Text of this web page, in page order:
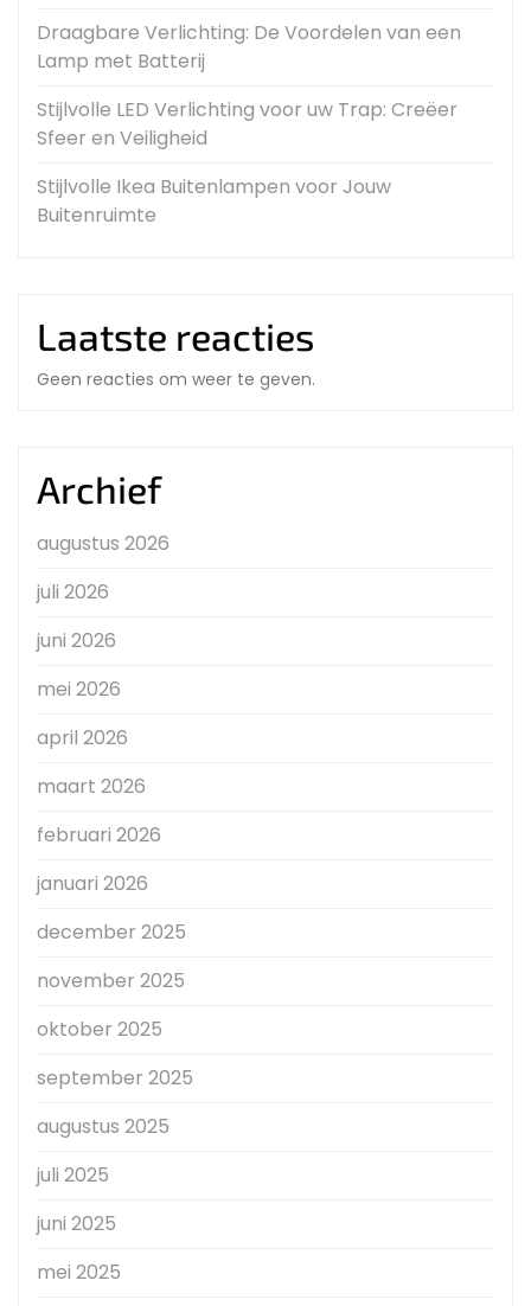
Draagbare Verlichting: De Voordelen van een
Lamp met Batterij
Stijlvolle LED Verlichting voor uw Trap: Creëer
Sfeer en Veiligheid
Stijlvolle Ikea Buitenlampen voor Jouw
Buitenruimte
Laatste reacties
Geen reacties om weer te geven.
Archief
augustus 2026
juli 2026
juni 2026
mei 2026
april 2026
maart 2026
februari 2026
januari 2026
december 2025
november 2025
oktober 2025
september 2025
augustus 2025
juli 2025
juni 2025
mei 2025